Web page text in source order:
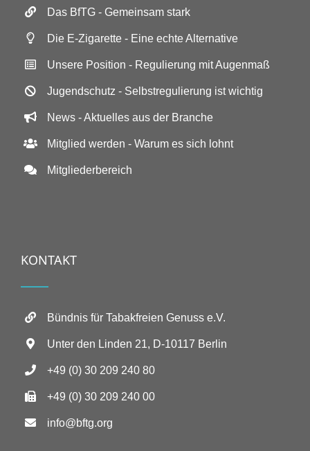
Das BfTG - Gemeinsam stark
Die E-Zigarette - Eine echte Alternative
Unsere Position - Regulierung mit Augenmaß
Jugendschutz - Selbstregulierung ist wichtig
News - Aktuelles aus der Branche
Mitglied werden - Warum es sich lohnt
Mitgliederbereich
KONTAKT
Bündnis für Tabakfreien Genuss e.V.
Unter den Linden 21, D-10117 Berlin
+49 (0) 30 209 240 80
+49 (0) 30 209 240 00
info@bftg.org